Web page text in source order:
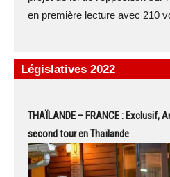
en première lecture avec 210
Législatives 2022
THAÏLANDE – FRANCE : Exclusif,
second tour en Thaïlande